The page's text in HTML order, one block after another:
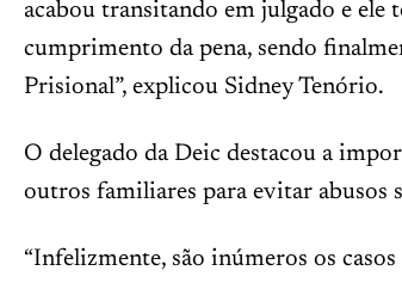
acabou transitando em julgado e ele
cumprimento da pena, sendo
Prisional”, explicou Sidney Tenório.
O delegado da Deic destacou a
outros familiares para evitar abusos
“Infelizmente, são inúmeros os